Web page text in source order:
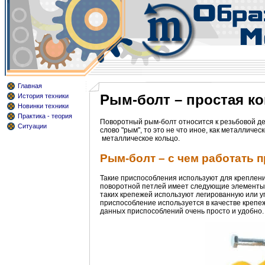
Главная
История техники
Новинки техники
Практика - теория
Ситуации
Рым-болт – простая
Поворотный рым-болт относится к резьбовой
слово "рым", то это не что иное, как
металлическое кольцо.
Рым-болт – с чем работать
Такие приспособления используют для
поворотной петлей имеет следующие
таких крепежей используют легированную или
приспособление используется в качестве
данных приспособлений очень просто и удобно.